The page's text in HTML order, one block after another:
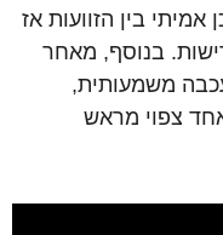
בין הזוועות אז
בנוסף, מאחר
עכבה משמעותית,
אחד צפוי מראש